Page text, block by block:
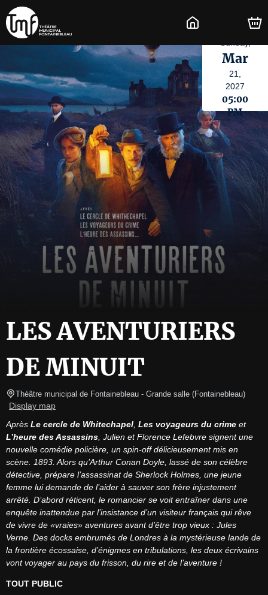
Mar
21,
2027
05:00
PM
LES AVENTURIERS
DE MINUIT
Théâtre municipal de Fontainebleau - Grande salle (Fontainebleau)
Display map
Après Le cercle de Whitechapel Les voyageurs du crime
et
L’heure des Assassins , Julien et Florence Lefebvre signent une
nouvelle comédie policière, un spin-off délicieusement mis en
scène. 1893. Alors qu’Arthur Conan Doyle, lassé de son célèbre
détective, prépare l’assassinat de Sherlock Holmes, une jeune
femme lui demande de l’aider à sauver son frère injustement
arrêté. D’abord réticent, le romancier se voit entraîner dans une
enquête inattendue par l’insistance d’un visiteur français qui rêve
de vivre de «vraies» aventures avant d’être trop vieux : Jules
Verne. Des docks embrumés de Londres à la mystérieuse lande de
la frontière écossaise, d’énigmes en tribulations, les deux écrivains
vont voyager au pays du frisson, du rire et de l’aventure !
TOUT PUBLIC